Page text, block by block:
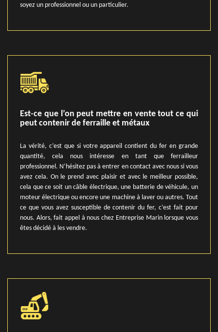
soyez un professionnel ou un particulier.
Est-ce que l’on peut mettre en vente tout ce qui
peut contenir de ferraille et métaux
La vérité, c’est que si votre appareil contient du fer en grande
quantité, cela nous intéresse en tant que ferrailleur
professionnel. N’hésitez pas à entrer en contact avec nous si vous
avez cela. On le prend avec plaisir et avec le meilleur possible,
cela que ce soit un câble électrique, une batterie de véhicule, un
moteur électrique ou encore une machine à laver ou autres. Tout
ce que vous avez susceptible de contenir du fer, c’est fait pour
nous. Alors, fait appel à nous chez Entreprise Marin lorsque vous
êtes décidé à les vendre.